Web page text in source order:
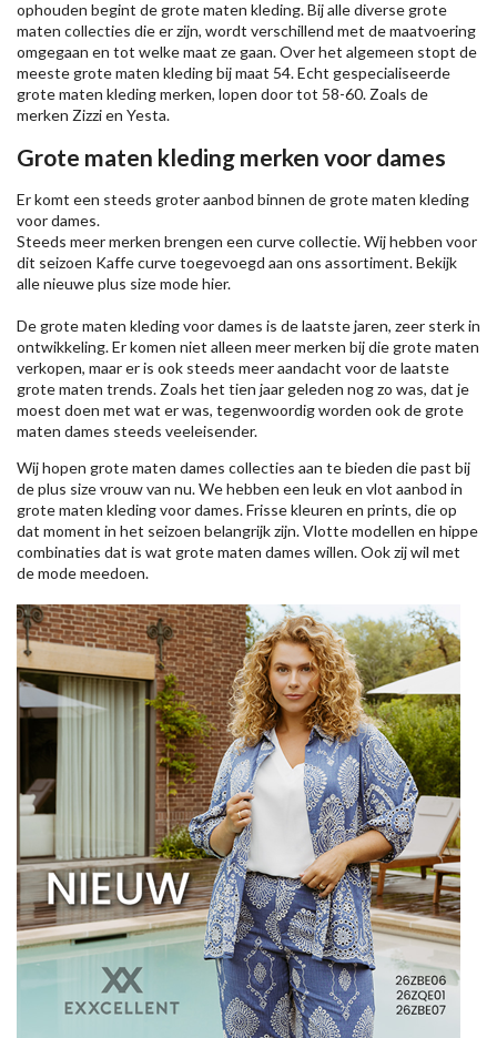
ophouden begint de grote maten kleding. Bij alle diverse grote
maten collecties die er zijn, wordt verschillend met de maatvoering
omgegaan en tot welke maat ze gaan. Over het algemeen stopt de
meeste grote maten kleding bij maat 54. Echt gespecialiseerde
grote maten kleding merken, lopen door tot 58-60. Zoals de
merken Zizzien Yesta.
Grote maten kleding merken voor dames
Er komt een steeds groter aanbod binnen de grote maten kleding
voor dames.
Steeds meer merken brengen een curve collectie. Wij hebben voor
dit seizoen Kaffecurve toegevoegd aan ons assortiment. Bekijk
alle nieuweplus size modehier.
De grote maten kleding voor dames is de laatste jaren, zeer sterk in
ontwikkeling. Er komen niet alleen meer merken bij die grote maten
verkopen, maar er is ook steeds meer aandacht voor de laatste
grote maten trends. Zoals het tien jaar geleden nog zo was, dat je
moest doen met wat er was, tegenwoordig worden ook de grote
maten dames steeds veeleisender.
Wij hopen grote maten dames collecties aan te bieden die past bij
de plus size vrouw van nu. We hebben een leuk en vlot aanbod in
grote maten kleding voor dames. Frisse kleuren en prints, die op
dat moment in het seizoen belangrijk zijn. Vlotte modellen en hippe
combinaties dat is wat grote maten dames willen. Ook zij wil met
de mode meedoen.